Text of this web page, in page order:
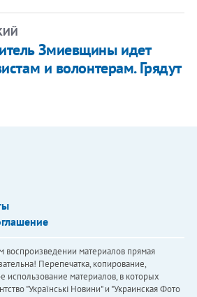
Змиевщины идет
и волонтерам. Грядут
воспроизведении материалов прямая
Перепечатка, копирование,
использование материалов, в которых
"Українськi Новини" и "Украинская Фото